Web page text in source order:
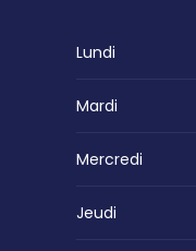
Lundi
Mardi
Mercredi
Jeudi